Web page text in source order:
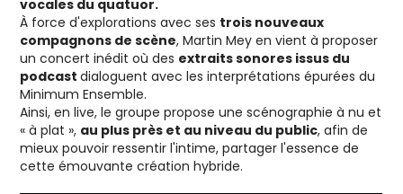
vocales du quatuor.
À force d'explorations avec ses trois nouveaux
compagnons de scène, Martin Mey en vient à proposer
un concert inédit où des extraits sonores issus du
podcastdialoguent avec les interprétations épurées du
Minimum Ensemble.
Ainsi, en live, le groupe propose une scénographie à nu et
« à plat », au plus près et au niveau du public, afin de
mieux pouvoir ressentir l'intime, partager l'essence de
cette émouvante création hybride.